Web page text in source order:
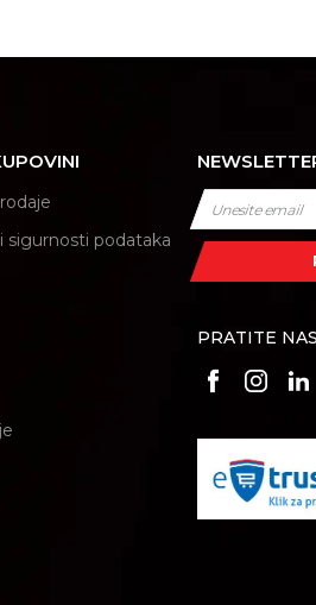
sigurnosti podataka
PRATITE NAS